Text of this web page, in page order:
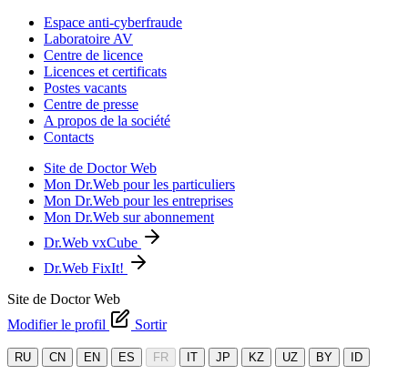
Espace anti-cyberfraude
Laboratoire AV
Centre de licence
Licences et certificats
Postes vacants
Centre de presse
A propos de la société
Contacts
Site de Doctor Web
Mon Dr.Web pour les particuliers
Mon Dr.Web pour les entreprises
Mon Dr.Web sur abonnement
Dr.Web vxCube
Dr.Web FixIt!
Site de Doctor Web
Modifier le profil
Sortir
RU CN EN ES FR IT JP KZ UZ BY ID